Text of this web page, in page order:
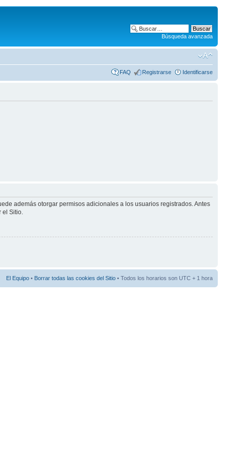
Búsqueda avanzada
FAQ Registrarse Identificarse
además otorgar permisos adicionales a los usuarios registrados. Antes
el Sitio.
El Equipo • Borrar todas las cookies del Sitio • Todos los horarios son UTC + 1 hora